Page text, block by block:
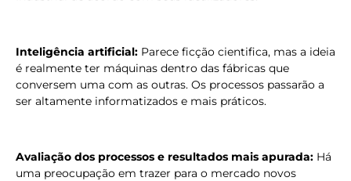
Inteligência artificial: Parece ficção cientifica, mas a ideia
é realmente ter máquinas dentro das fábricas que
conversem uma com as outras. Os processos passarão a
ser altamente informatizados e mais práticos.
Avaliação dos processos e resultados mais apurada: Há
uma preocupação em trazer para o mercado novos